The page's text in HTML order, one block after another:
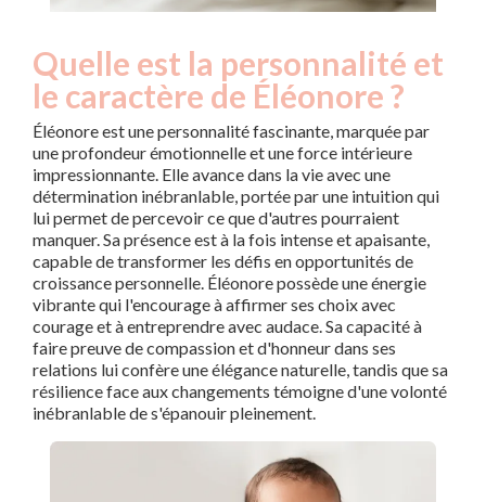
Quelle est la personnalité et
le caractère de Éléonore ?
Éléonore est une personnalité fascinante, marquée par
une profondeur émotionnelle et une force intérieure
impressionnante. Elle avance dans la vie avec une
détermination inébranlable, portée par une intuition qui
lui permet de percevoir ce que d'autres pourraient
manquer. Sa présence est à la fois intense et apaisante,
capable de transformer les défis en opportunités de
croissance personnelle. Éléonore possède une énergie
vibrante qui l'encourage à affirmer ses choix avec
courage et à entreprendre avec audace. Sa capacité à
faire preuve de compassion et d'honneur dans ses
relations lui confère une élégance naturelle, tandis que sa
résilience face aux changements témoigne d'une volonté
inébranlable de s'épanouir pleinement.